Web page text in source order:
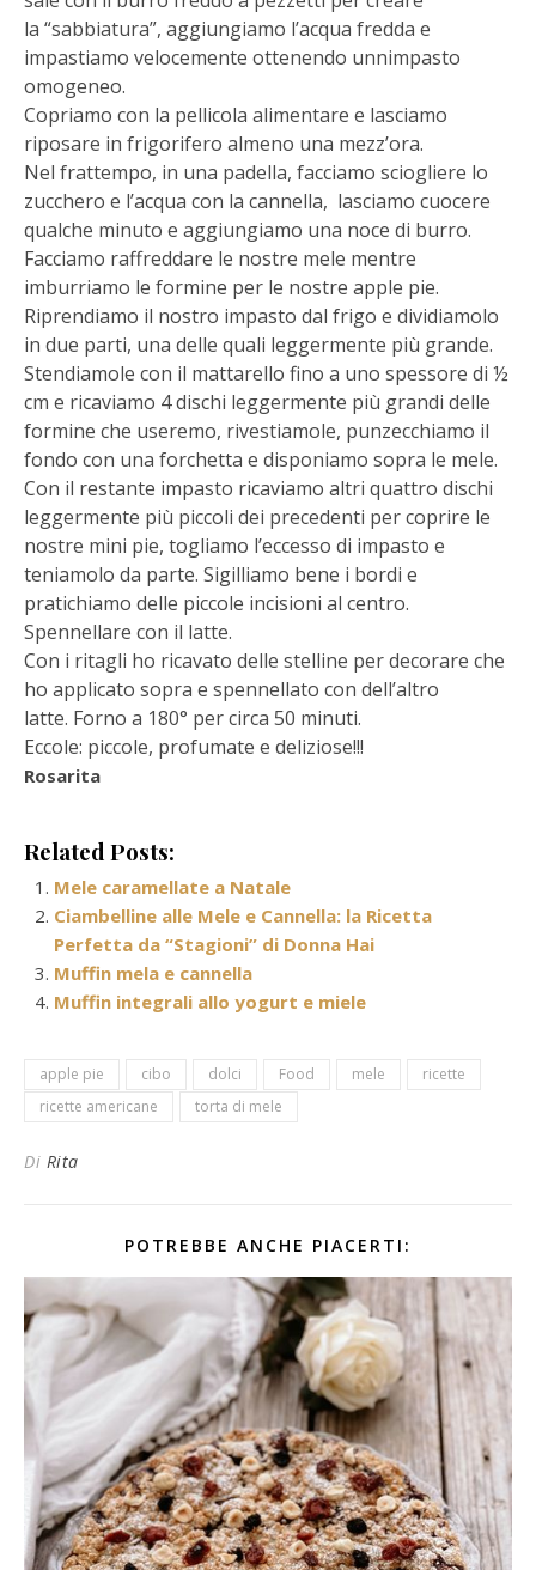
la “sabbiatura”, aggiungiamo l’acqua fredda e
impastiamo velocemente ottenendo unnimpasto
omogeneo.
Copriamo con la pellicola alimentare e lasciamo
riposare in frigorifero almeno una mezz’ora.
Nel frattempo, in una padella, facciamo sciogliere lo
zucchero e l’acqua con la cannella, lasciamo cuocere
qualche minuto e aggiungiamo una noce di burro.
Facciamo raffreddare le nostre mele mentre
imburriamo le formine per le nostre apple pie.
Riprendiamo il nostro impasto dal frigo e dividiamolo
in due parti, una delle quali leggermente più grande.
Stendiamole con il mattarello fino a uno spessore di ½
cm e ricaviamo 4 dischi leggermente più grandi delle
formine che useremo, rivestiamole, punzecchiamo il
fondo con una forchetta e disponiamo sopra le mele.
Con il restante impasto ricaviamo altri quattro dischi
leggermente più piccoli dei precedenti per coprire le
nostre mini pie, togliamo l’eccesso di impasto e
teniamolo da parte. Sigilliamo bene i bordi e
pratichiamo delle piccole incisioni al centro.
Spennellare con il latte.
Con i ritagli ho ricavato delle stelline per decorare che
ho applicato sopra e spennellato con dell’altro
latte. Forno a 180° per circa 50 minuti.
Eccole: piccole, profumate e deliziose!!!
Rosarita
Related Posts:
Mele caramellate a Natale
Ciambelline alle Mele e Cannella: la Ricetta
Perfetta da “Stagioni” di Donna Hai
Muffin mela e cannella
Muffin integrali allo yogurt e miele
apple pie cibo dolci Food mele
ricette
ricette americane
torta di mele
Di Rita
POTREBBE ANCHE PIACERTI: